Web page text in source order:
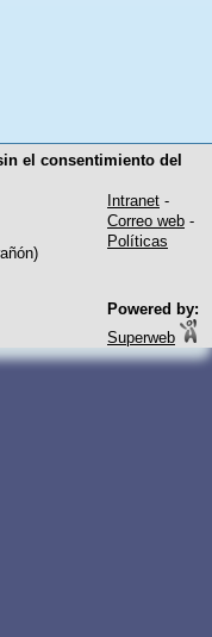
el consentimiento del
Intranet -
Correo web -
Políticas
Powered by:
Superweb